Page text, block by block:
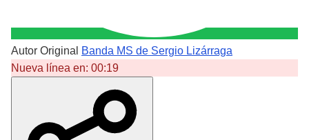
Autor Original
Banda MS de Sergio Lizárraga
Nueva línea en: 00:19